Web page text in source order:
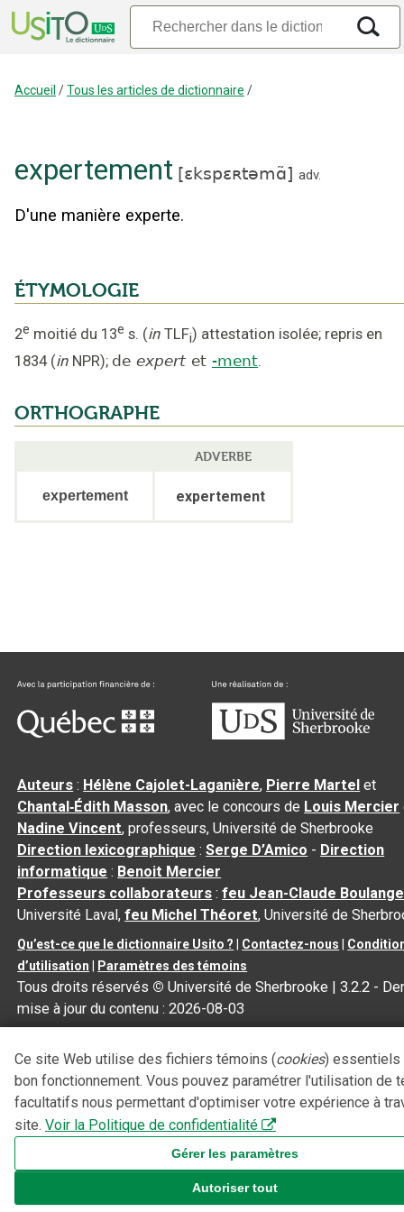
Accueil /Tous les articles de dictionnaire /
expertement [ɛkspɛʀtəmɑ̃] adv.
D'une manière experte.
ÉTYMOLOGIE
2e moitié du 13e s. (in TLFi) attestation isolée; repris en
1834 (in NPR); de expert et -ment.
ORTHOGRAPHE
ADVERBE
expertement expertement
Auteurs : Hélène Cajolet-Laganière, Pierre Martel et
Chantal‑Édith Masson, avec le concours de Louis Mercier
Nadine Vincent, professeurs, Université de Sherbrooke
Direction lexicographique :Serge D’Amico - Direction
informatique : Benoit Mercier
Professeurs collaborateurs :feu Jean-Claude
Université Laval,feu Michel Théoret, Université de
Qu’est-ce que le dictionnaire Usito ? Contactez-nous
d’utilisation
Paramètres des témoins
Tous droits réservés © Université de Sherbrooke |3.2.2 -
mise à jour du contenu :2026-08-03
Ce site Web utilise des fichiers témoins (cookies) essentiels
bon fonctionnement. Vous pouvez paramétrer l'utilisation de
facultatifs nous permettant d'optimiser votre expérience à
site. Voir la Politique de confidentialité
Gérer les paramètres
Autoriser tout